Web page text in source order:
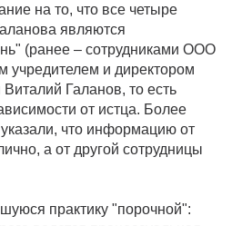
на то, что все четыре
являются
(ранее – сотрудниками ООО
учредителем и директором
Галанов, то есть
от истца. Более
что информацию от
а от другой сотрудницы
практику "порочной":